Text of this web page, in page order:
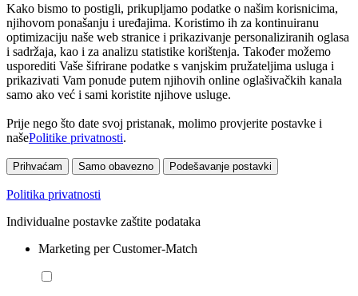
Kako bismo to postigli, prikupljamo podatke o našim korisnicima,
njihovom ponašanju i uređajima. Koristimo ih za kontinuiranu
optimizaciju naše web stranice i prikazivanje personaliziranih oglasa
i sadržaja, kao i za analizu statistike korištenja. Također možemo
usporediti Vaše šifrirane podatke s vanjskim pružateljima usluga i
prikazivati Vam ponude putem njihovih online oglašivačkih kanala
samo ako već i sami koristite njihove usluge.
Prije nego što date svoj pristanak, molimo provjerite postavke i
našePolitike privatnosti.
Prihvaćam Samo obavezno Podešavanje postavki
Politika privatnosti
Individualne postavke zaštite podataka
Marketing per Customer-Match